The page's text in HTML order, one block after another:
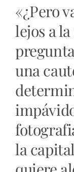
«¿Pero
lejos a
una
la